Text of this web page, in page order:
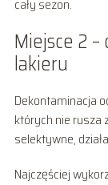
cały sezon.
Miejsce 2
lakieru
Dekontaminacja
których nie rusza
selektywne,
Najczęściej